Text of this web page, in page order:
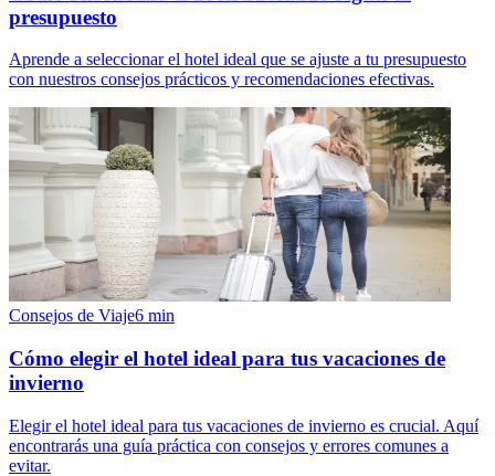
presupuesto
Aprende a seleccionar el hotel ideal que se ajuste a tu presupuesto
con nuestros consejos prácticos y recomendaciones efectivas.
Consejos de Viaje6 min
Cómo elegir el hotel ideal para tus vacaciones de
invierno
Elegir el hotel ideal para tus vacaciones de invierno es crucial. Aquí
encontrarás una guía práctica con consejos y errores comunes a
evitar.